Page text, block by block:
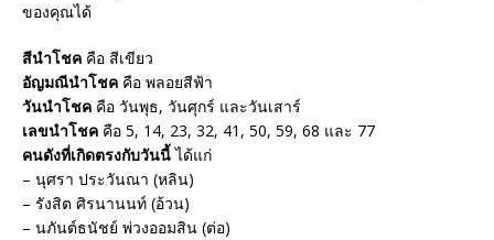
ของคุณได้
สีนำโชค คือ สีเขียว
อัญมณีนำโชค คือ พลอยสีฟ้า
วันนำโชค คือ วันพุธ, วันศุกร์ และวันเสาร์
เลขนำโชค คือ 5, 14, 23, 32, 41, 50, 59, 68 และ 77
คนดังที่เกิดตรงกับวันนี้ได้แก่
– นุศรา ประวันณา (หลิน)
– รังสิต ศิรนานนท์ (อ้วน)
– นภันต์ธนัชย์ พ่วงออมสิน (ต่อ)